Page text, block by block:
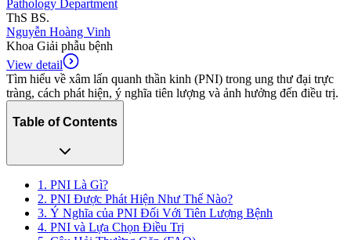
Pathology Department
ThS BS.
Nguyễn Hoàng Vinh
Khoa Giải phẫu bệnh
View detail
Tìm hiểu về xâm lấn quanh thần kinh (PNI) trong ung thư đại trực
tràng, cách phát hiện, ý nghĩa tiên lượng và ảnh hưởng đến điều trị.
Table of Contents
1. PNI Là Gì?
2. PNI Được Phát Hiện Như Thế Nào?
3. Ý Nghĩa của PNI Đối Với Tiên Lượng Bệnh
4. PNI và Lựa Chọn Điều Trị